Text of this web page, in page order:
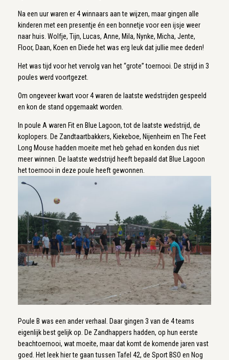
Na een uur waren er 4 winnaars aan te wijzen, maar gingen alle
kinderen met een presentje én een bonnetje voor een ijsje weer
naar huis. Wolfje, Tijn, Lucas, Anne, Mila, Nynke, Micha, Jente,
Floor, Daan, Koen en Diede het was erg leuk dat jullie mee deden!
Het was tijd voor het vervolg van het “grote” toernooi. De strijd in 3
poules werd voortgezet.
Om ongeveer kwart voor 4 waren de laatste wedstrijden gespeeld
en kon de stand opgemaakt worden.
In poule A waren Fit en Blue Lagoon, tot de laatste wedstrijd, de
koplopers. De Zandtaartbakkers, Kiekeboe, Nijenheim en The Feet
Long Mouse hadden moeite met heb gehad en konden dus niet
meer winnen. De laatste wedstrijd heeft bepaald dat Blue Lagoon
het toernooi in deze poule heeft gewonnen.
Poule B was een ander verhaal. Daar gingen 3 van de 4 teams
eigenlijk best gelijk op. De Zandhappers hadden, op hun eerste
beachtoernooi, wat moeite, maar dat komt de komende jaren vast
goed. Het leek hier te gaan tussen Tafel 42, de Sport BSO en Nog